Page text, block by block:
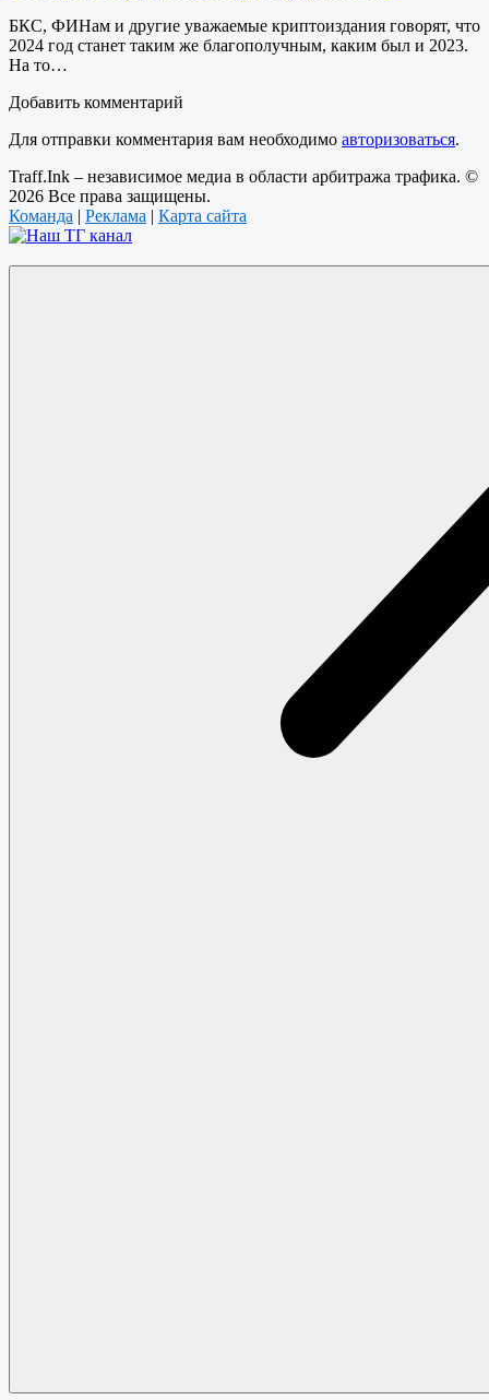
БКС, ФИНам и другие уважаемые криптоиздания говорят, что
2024 год станет таким же благополучным, каким был и 2023.
На то…
Добавить комментарий
Для отправки комментария вам необходимо авторизоваться.
Traff.Ink – независимое медиа в области арбитража трафика. ©
2026 Все права защищены.
Команда | Реклама | Карта сайта